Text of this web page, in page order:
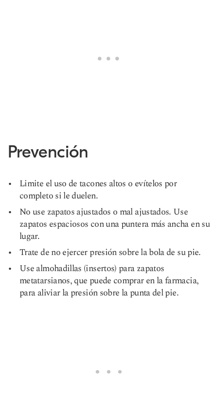
Prevención
Limite el uso de tacones altos o evítelos por
completo si le duelen.
No use zapatos ajustados o mal ajustados. Use
zapatos espaciosos con una puntera más ancha en su
lugar.
Trate de no ejercer presión sobre la bola de su pie.
Use almohadillas (insertos) para zapatos
metatarsianos, que puede comprar en la farmacia,
para aliviar la presión sobre la punta del pie.